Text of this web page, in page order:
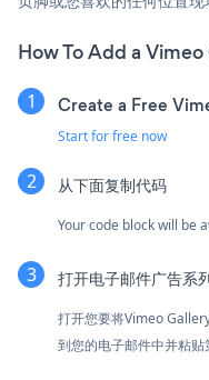
How To Add a
Create a Free
Start for free now
从下面复制代码
Your code block will be
打开电子邮件广告
打开您要将Vimeo
到您的电子邮件中并粘贴